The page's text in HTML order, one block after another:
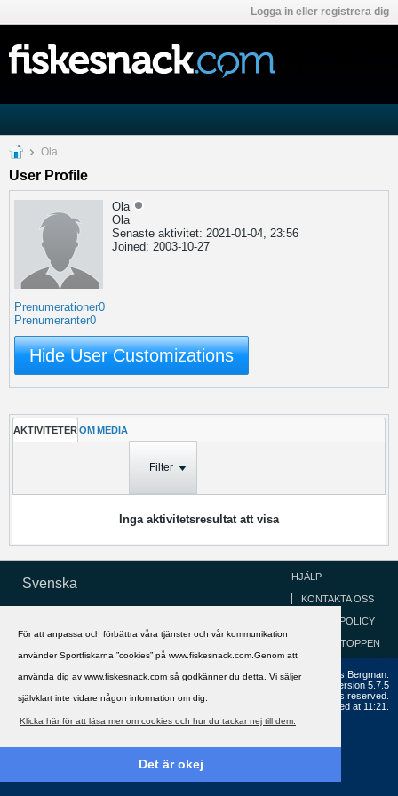
För att anpassa och förbättra våra tjänster och vår kommunikation
använder Sportfiskarna ”cookies” på www.fiskesnack.com.Genom att
använda dig av www.fiskesnack.com så godkänner du detta. Vi säljer
självklart inte vidare någon information om dig.
Klicka här för att läsa mer om cookies och hur du tackar nej till dem.
Det är okej
Logga in eller registrera dig
Ola
User Profile
Ola
Ola
Senaste aktivitet: 2021-01-04, 23:56
Joined: 2003-10-27
Prenumerationer0
Prenumeranter0
Hide User Customizations
AKTIVITETER OM MEDIA
Filter
Inga aktivitetsresultat att visa
Svenska HJÄLP
KONTAKTA OSS
COOKIEPOLICY
GÅ TILL TOPPEN
Copyright ©2002 - 2021, FiskeSnack.com. Grundad 2002 av Anders Bergman.
vBulletin®
Version 5.7.5
Copyright © 2026 MH Sub I, LLC dba vBulletin. All rights reserved.
All times are GMT+1. This page was generated at 11:21.